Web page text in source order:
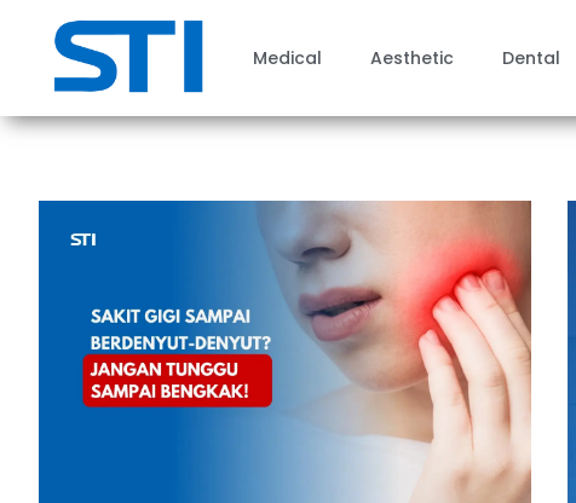
Medical Aesthetic Dental